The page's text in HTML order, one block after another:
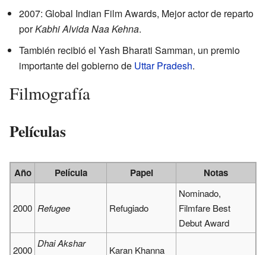
2007: Global Indian Film Awards, Mejor actor de reparto
porKabhi Alvida Naa Kehna.
También recibió el Yash Bharati Samman, un premio
importante del gobierno de Uttar Pradesh.
Filmografía
Películas
Año Película Papel Notas
2000 Refugee Refugiado
Nominado,
Filmfare Best
Debut Award
2000
Dhai Akshar
Karan Khanna